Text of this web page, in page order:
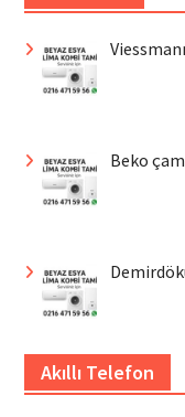
Beko
Akıllı Telefon